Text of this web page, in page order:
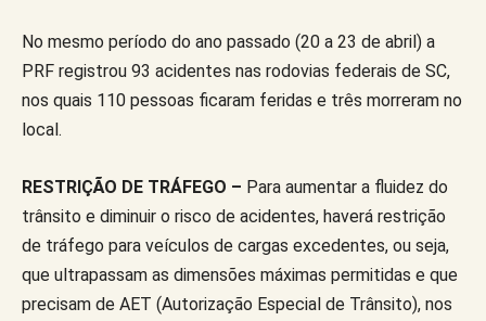
No mesmo período do ano passado (20 a 23 de abril) a
PRF registrou 93 acidentes nas rodovias federais de SC,
nos quais 110 pessoas ficaram feridas e três morreram no
local.
RESTRIÇÃO DE TRÁFEGO – Para aumentar a fluidez do
trânsito e diminuir o risco de acidentes, haverá restrição
de tráfego para veículos de cargas excedentes, ou seja,
que ultrapassam as dimensões máximas permitidas e que
precisam de AET (Autorização Especial de Trânsito), nos